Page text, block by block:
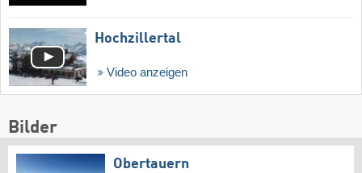
Hochzillertal
Video anzeigen
Bilder
Obertauern